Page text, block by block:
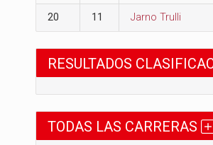
20 11 Jarno Trulli
RESULTADOS
TODAS LAS CARRERAS